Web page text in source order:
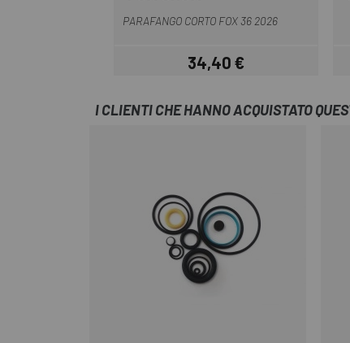
PARAFANGO CORTO FOX 36 2026
Prezzo
34,40 €
I CLIENTI CHE HANNO ACQUISTATO